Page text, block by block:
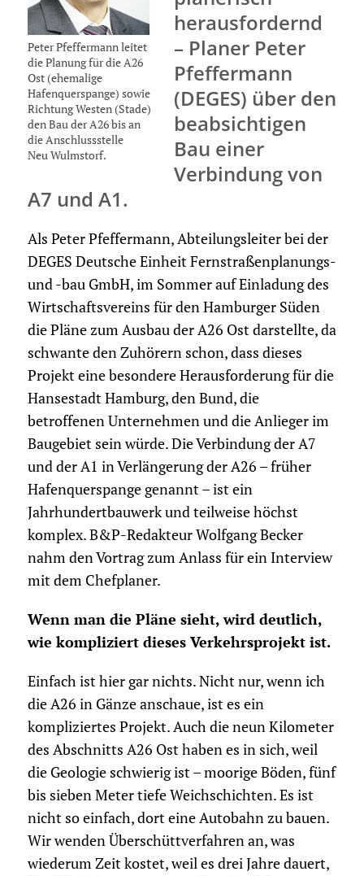
Peter Pfeffermann leitet
die Planung für die A26
Ost (ehemalige
Hafenquerspange) sowie
Richtung Westen (Stade)
den Bau der A26 bis an
die Anschlussstelle
Neu Wulmstorf.
herausfordernd
– Planer Peter
Pfeffermann
(DEGES) über den
beabsichtigen
Bau einer
Verbindung von
A7 und A1.
Als Peter Pfeffermann, Abteilungsleiter bei der
DEGES Deutsche Einheit Fernstraßenplanungs-
und -bau GmbH, im Sommer auf Einladung des
Wirtschaftsvereins für den Hamburger Süden
die Pläne zum Ausbau der A26 Ost darstellte, da
schwante den Zuhörern schon, dass dieses
Projekt eine besondere Herausforderung für die
Hansestadt Hamburg, den Bund, die
betroffenen Unternehmen und die Anlieger im
Baugebiet sein würde. Die Verbindung der A7
und der A1 in Verlängerung der A26 – früher
Hafenquerspange genannt – ist ein
Jahrhundertbauwerk und teilweise höchst
komplex. B&P-Redakteur Wolfgang Becker
nahm den Vortrag zum Anlass für ein Interview
mit dem Chefplaner.
Wenn man die Pläne sieht, wird deutlich,
wie kompliziert dieses Verkehrsprojekt ist.
Einfach ist hier gar nichts. Nicht nur, wenn ich
die A26 in Gänze anschaue, ist es ein
kompliziertes Projekt. Auch die neun Kilometer
des Abschnitts A26 Ost haben es in sich, weil
die Geologie schwierig ist – moorige Böden, fünf
bis sieben Meter tiefe Weichschichten. Es ist
nicht so einfach, dort eine Autobahn zu bauen.
Wir wenden Überschüttverfahren an, was
wiederum Zeit kostet, weil es drei Jahre dauert,